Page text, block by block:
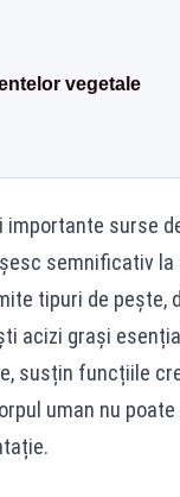
vegetale
surse
semnificativ
tipuri de pește,
acizi grași
susțin funcțiile
uman nu